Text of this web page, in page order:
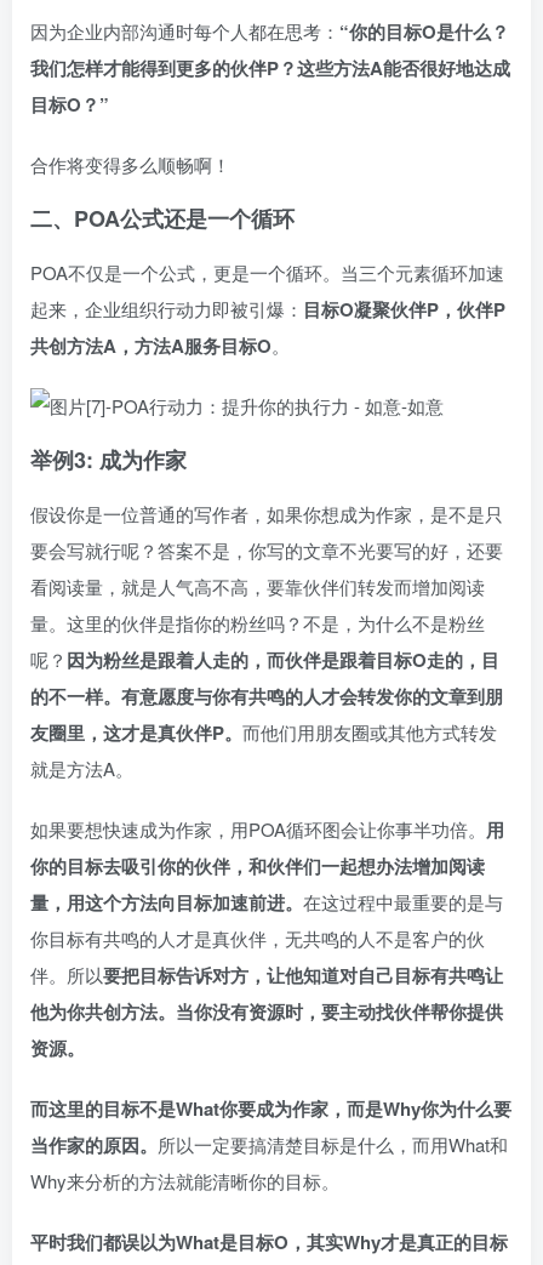
因为企业内部沟通时每个人都在思考： “你的目标O是什么？
我们怎样才能得到更多的伙伴P？这些方法A能否很好地达成
目标O？”
合作将变得多么顺畅啊！
二、POA公式还是一个循环
POA不仅是一个公式，更是一个循环。当三个元素循环加速
起来，企业组织行动力即被引爆： 目标O凝聚伙伴P，伙伴P
共创方法A，方法A服务目标O。
举例3: 成为作家
假设你是一位普通的写作者，如果你想成为作家，是不是只
要会写就行呢？答案不是，你写的文章不光要写的好，还要
看阅读量，就是人气高不高，要靠伙伴们转发而增加阅读
量。这里的伙伴是指你的粉丝吗？不是，为什么不是粉丝
呢？ 因为粉丝是跟着人走的，而伙伴是跟着目标O走的，目
的不一样。有意愿度与你有共鸣的人才会转发你的文章到朋
友圈里，这才是真伙伴P。 而他们用朋友圈或其他方式转发
就是方法A。
如果要想快速成为作家，用POA循环图会让你事半功倍。 用
你的目标去吸引你的伙伴，和伙伴们一起想办法增加阅读
量，用这个方法向目标加速前进。 在这过程中最重要的是与
你目标有共鸣的人才是真伙伴，无共鸣的人不是客户的伙
伴。所以要把目标告诉对方，让他知道对自己目标有共鸣让
他为你共创方法。当你没有资源时，要主动找伙伴帮你提供
资源。
而这里的目标不是What你要成为作家，而是Why你为什么要
当作家的原因。 所以一定要搞清楚目标是什么，而用What和
Why来分析的方法就能清晰你的目标。
平时我们都误以为What是目标O，其实Why才是真正的目标